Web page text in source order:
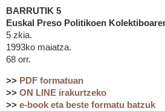
BARRUTIK 5
Euskal Preso Politikoen
5 zkia.
1993ko maiatza.
68 orr.
>> PDF formatuan
>> ON LINE irakurtzeko
>> e-book eta beste formatu batzuk